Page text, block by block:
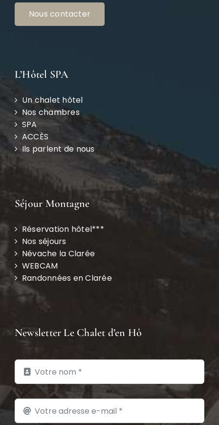
Nous contacter
L’Hôtel SPA
Un chalet hôtel
Nos chambres
SPA
ACCÈS
Ils parlent de nous
Séjour Montagne
Réservation hôtel***
Nos séjours
Névache la Clarée
WEBCAM
Randonnées en Clarée
Newsletter Le Chalet d’en Hô